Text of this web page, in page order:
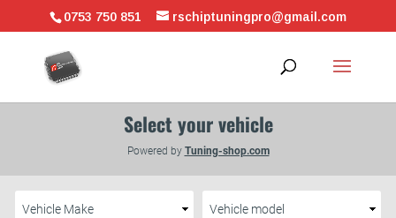
0753 750 851 rschiptuningpro@gmail.com